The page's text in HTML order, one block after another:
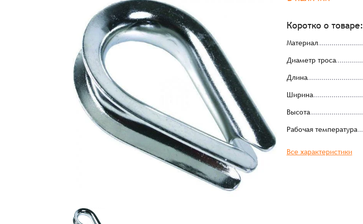
Коротко о товаре:
Материал
Диаметр троса
Длина
Ширина
Высота
Рабочая температура
Все характеристики